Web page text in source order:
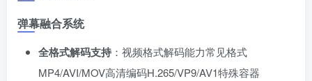
弹幕融合系统
全格式解码支持​：视频格式解码能力常见格式
MP4/AVI/MOV高清编码H.265/VP9/AV1特殊容器